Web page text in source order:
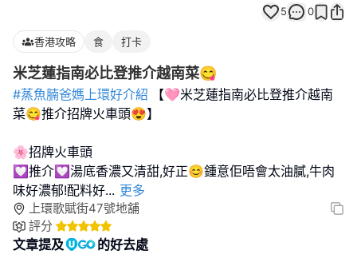
5 0
香港攻略 食 打卡
米芝蓮指南必比登推介越南菜😋
#蒸魚腩爸媽上環好介紹
【🩷米芝蓮指南必比登推介越南
菜😋推介招牌火車頭😍】
🌸招牌火車頭
💟推介💟湯底香濃又清甜,好正😊鍾意佢唔會太油膩,牛肉
味好濃郁!配料好... 更多
上環歌賦街47號地舖
評分
文章提及 的好去處